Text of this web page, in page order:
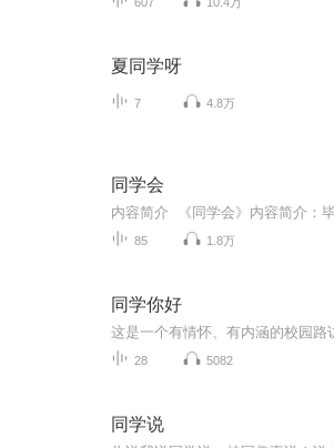
夏同学呀
7 4.8万
同学会
85 1.8万
同学你好
28 5082
同学说